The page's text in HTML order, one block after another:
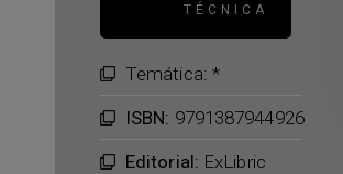
TÉCNICA
Temática: *
ISBN: 9791387944926
Editorial: ExLibric